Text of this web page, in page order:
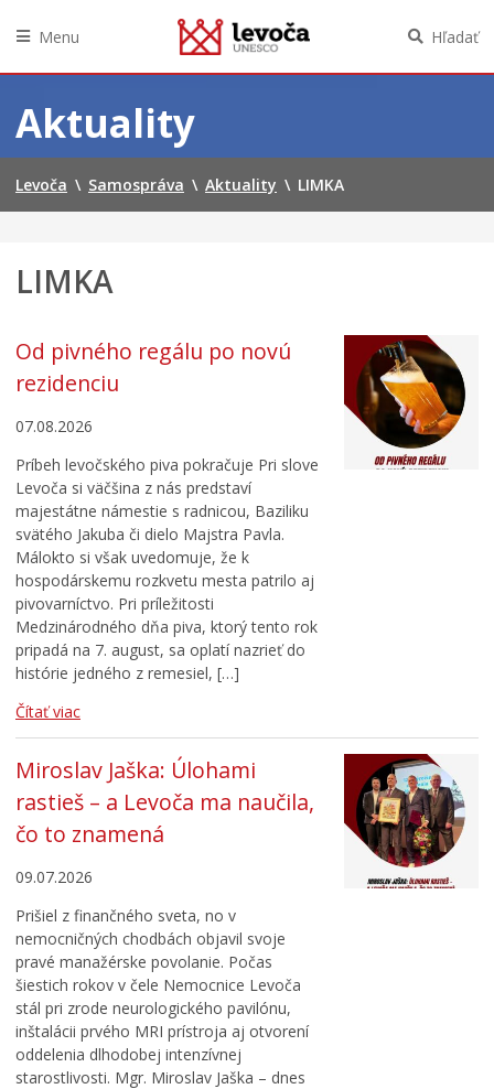
obsah
Menu Hľadať
Aktuality
Levoča \ Samospráva \ Aktuality \ LIMKA
LIMKA
Od pivného regálu po novú
rezidenciu
07.08.2026
Príbeh levočského piva pokračuje Pri slove
Levoča si väčšina z nás predstaví
majestátne námestie s radnicou, Baziliku
svätého Jakuba či dielo Majstra Pavla.
Málokto si však uvedomuje, že k
hospodárskemu rozkvetu mesta patrilo aj
pivovarníctvo. Pri príležitosti
Medzinárodného dňa piva, ktorý tento rok
pripadá na 7. august, sa oplatí nazrieť do
histórie jedného z remesiel, […]
Čítať viac
Miroslav Jaška: Úlohami
rastieš – a Levoča ma naučila,
čo to znamená
09.07.2026
Prišiel z finančného sveta, no v
nemocničných chodbách objavil svoje
pravé manažérske povolanie. Počas
šiestich rokov v čele Nemocnice Levoča
stál pri zrode neurologického pavilónu,
inštalácii prvého MRI prístroja aj otvorení
oddelenia dlhodobej intenzívnej
starostlivosti. Mgr. Miroslav Jaška – dnes